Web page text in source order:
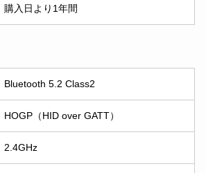
購入日より1年間
Bluetooth 5.2 Class2
HOGP（HID over GATT）
2.4GHz